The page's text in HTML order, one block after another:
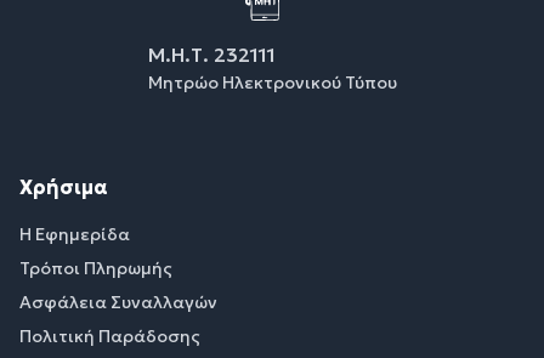
Μ.Η.Τ. 232111
Μητρώο Ηλεκτρονικού Τύπου
Χρήσιμα
Η Εφημερίδα
Τρόποι Πληρωμής
Ασφάλεια Συναλλαγών
Πολιτική Παράδοσης